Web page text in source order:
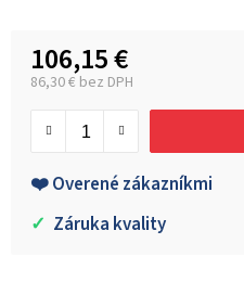
106,15 €
86,30 € bez DPH
❤️ Overené zákazníkmi
✓ Záruka kvality